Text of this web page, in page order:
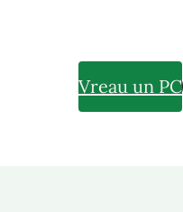
Vreau un PC